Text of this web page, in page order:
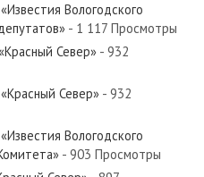
Север»
Вологодского
Комитета»...
Вологодского
- 1 117 Просмотры
Север» - 932
Север» - 932
Вологодского
- 903 Просмотры